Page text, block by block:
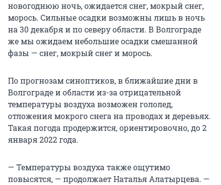
новогоднюю ночь, ожидается снег, мокрый снег,
морось. Сильные осадки возможны лишь в ночь
на 30 декабря и по северу области. В Волгограде
же мы ожидаем небольшие осадки смешанной
фазы — снег, мокрый снег и морось.
По прогнозам синоптиков, в ближайшие дни в
Волгограде и области из-за отрицательной
температуры воздуха возможен гололед,
отложения мокрого снега на проводах и деревьях.
Такая погода продержится, ориентировочно, до 2
января 2022 года.
— Температуры воздуха также ощутимо
повысятся, — продолжает Наталья Алатырцева. —